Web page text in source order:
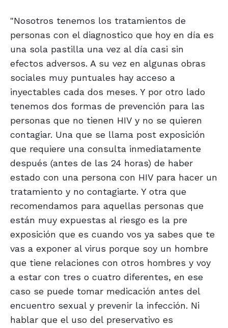
"Nosotros tenemos los tratamientos de
personas con el diagnostico que hoy en día es
una sola pastilla una vez al día casi sin
efectos adversos. A su vez en algunas obras
sociales muy puntuales hay acceso a
inyectables cada dos meses. Y por otro lado
tenemos dos formas de prevención para las
personas que no tienen HIV y no se quieren
contagiar. Una que se llama post exposición
que requiere una consulta inmediatamente
después (antes de las 24 horas) de haber
estado con una persona con HIV para hacer un
tratamiento y no contagiarte. Y otra que
recomendamos para aquellas personas que
están muy expuestas al riesgo es la pre
exposición que es cuando vos ya sabes que te
vas a exponer al virus porque soy un hombre
que tiene relaciones con otros hombres y voy
a estar con tres o cuatro diferentes, en ese
caso se puede tomar medicación antes del
encuentro sexual y prevenir la infección. Ni
hablar que el uso del preservativo es